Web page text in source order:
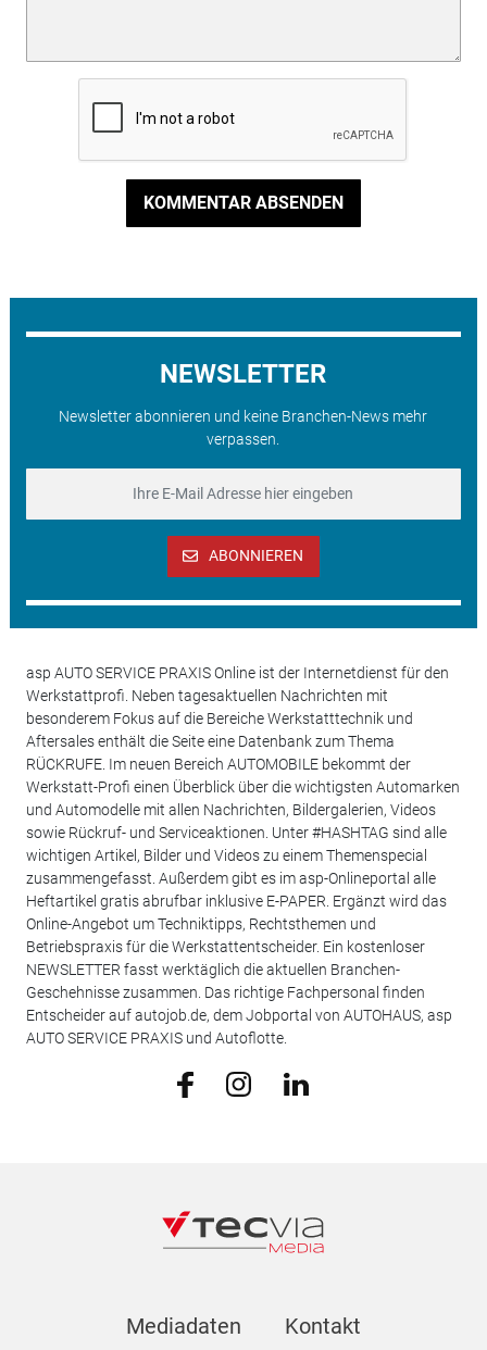
KOMMENTAR ABSENDEN
NEWSLETTER
Newsletter abonnieren und keine Branchen-News mehr
verpassen.
ABONNIEREN
asp AUTO SERVICE PRAXIS Online ist der Internetdienst für den
Werkstattprofi. Neben tagesaktuellen Nachrichten mit
besonderem Fokus auf die Bereiche Werkstatttechnik und
Aftersales enthält die Seite eine Datenbank zum Thema
RÜCKRUFE. Im neuen Bereich AUTOMOBILE bekommt der
Werkstatt-Profi einen Überblick über die wichtigsten Automarken
und Automodelle mit allen Nachrichten, Bildergalerien, Videos
sowie Rückruf- und Serviceaktionen. Unter #HASHTAG sind alle
wichtigen Artikel, Bilder und Videos zu einem Themenspecial
zusammengefasst. Außerdem gibt es im asp-Onlineportal alle
Heftartikel gratis abrufbar inklusive E-PAPER. Ergänzt wird das
Online-Angebot um Techniktipps, Rechtsthemen und
Betriebspraxis für die Werkstattentscheider. Ein kostenloser
NEWSLETTER fasst werktäglich die aktuellen Branchen-
Geschehnisse zusammen. Das richtige Fachpersonal finden
Entscheider auf autojob.de, dem Jobportal von AUTOHAUS, asp
AUTO SERVICE PRAXIS und Autoflotte.
Mediadaten Kontakt